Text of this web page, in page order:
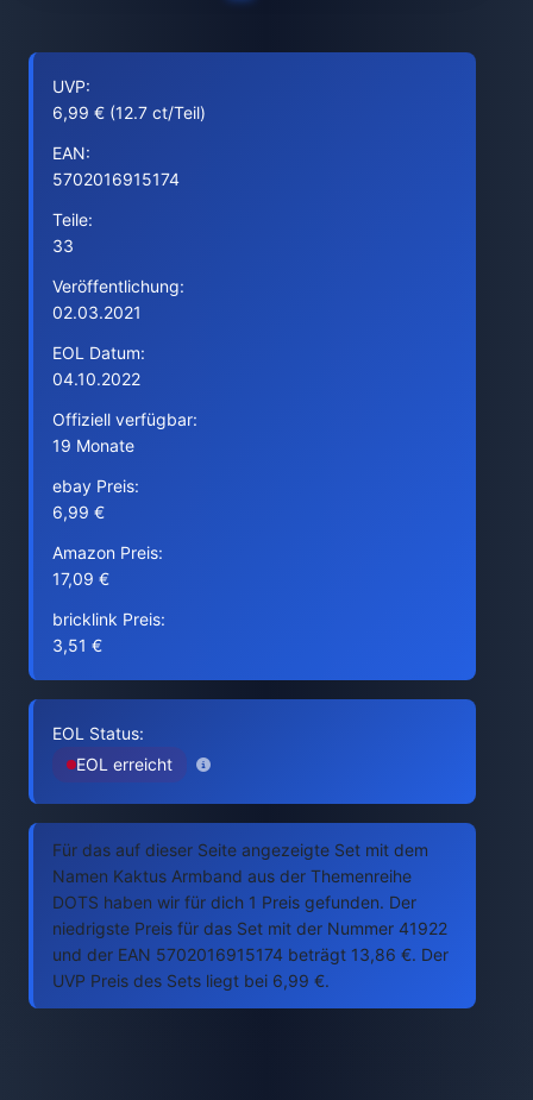
UVP:
6,99 € (12.7 ct/Teil)
EAN:
5702016915174
Teile:
33
Veröffentlichung:
02.03.2021
EOL Datum:
04.10.2022
Offiziell verfügbar:
19 Monate
ebay Preis:
6,99 €
Amazon Preis:
17,09 €
bricklink Preis:
3,51 €
EOL Status:
EOL erreicht
Für das auf dieser Seite angezeigte Set mit dem
Namen Kaktus Armband aus der Themenreihe
DOTS haben wir für dich 1 Preis gefunden. Der
niedrigste Preis für das Set mit der Nummer 41922
und der EAN 5702016915174 beträgt 13,86 €. Der
UVP Preis des Sets liegt bei 6,99 €.